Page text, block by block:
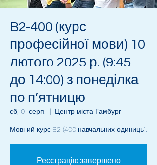
B2-400 (курс
професійної мови) 10
лютого 2025 р. (9:45
до 14:00) з понеділка
по п’ятницю
сб, 01 серп.
  |
Центр міста Гамбург
Мовний курс B2 (400 навчальних одиниць).
Реєстрацію завершено